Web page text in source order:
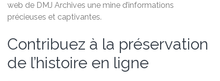
web de DMJ Archives une mine d’informations
précieuses et captivantes.
Contribuez à la préservation
de l’histoire en ligne